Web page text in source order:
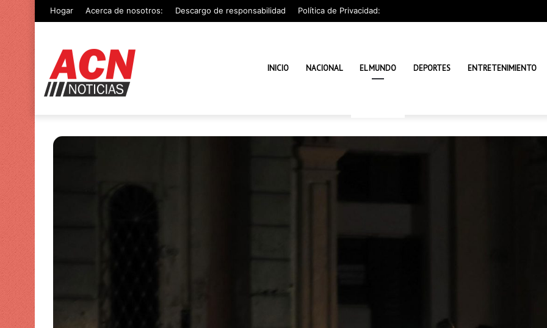
Hogar Acerca de nosotros: Descargo de responsabilidad Política de Privacidad:
INICIO NACIONAL EL MUNDO DEPORTES ENTRETENIMIENTO